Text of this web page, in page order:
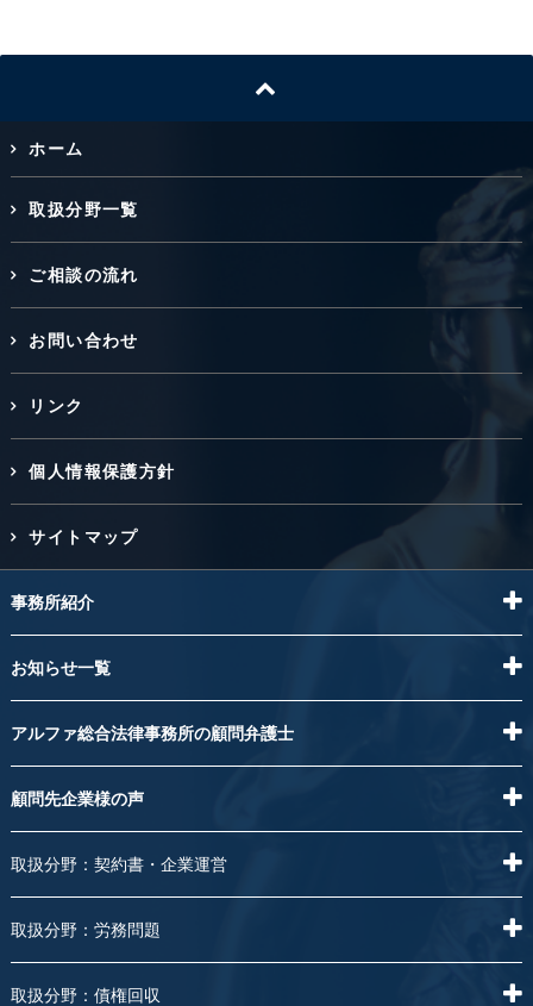
ホーム
取扱分野一覧
ご相談の流れ
お問い合わせ
リンク
個人情報保護方針
サイトマップ
事務所紹介
お知らせ一覧
アルファ総合法律事務所の顧問弁護士
顧問先企業様の声
取扱分野：契約書・企業運営
取扱分野：労務問題
取扱分野：債権回収